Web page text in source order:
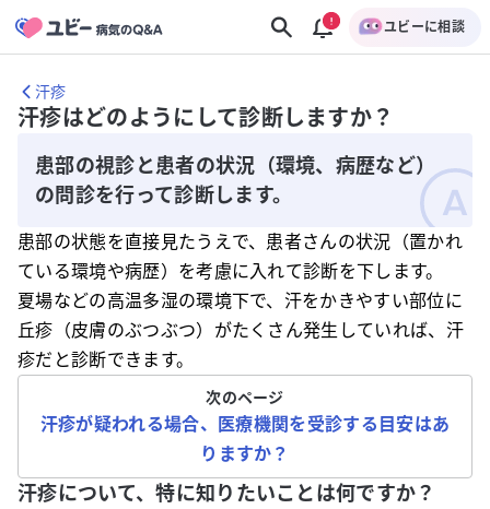
ユビーに相談
汗疹
汗疹はどのようにして診断しますか？
患部の視診と患者の状況（環境、病歴など）
の問診を行って診断します。
患部の状態を直接見たうえで、患者さんの状況（置かれ
ている環境や病歴）を考慮に入れて診断を下します。
夏場などの高温多湿の環境下で、汗をかきやすい部位に
丘疹（皮膚のぶつぶつ）がたくさん発生していれば、汗
疹だと診断できます。
次のページ
汗疹が疑われる場合、医療機関を受診する目安はあ
りますか？
汗疹について、特に知りたいことは何ですか？